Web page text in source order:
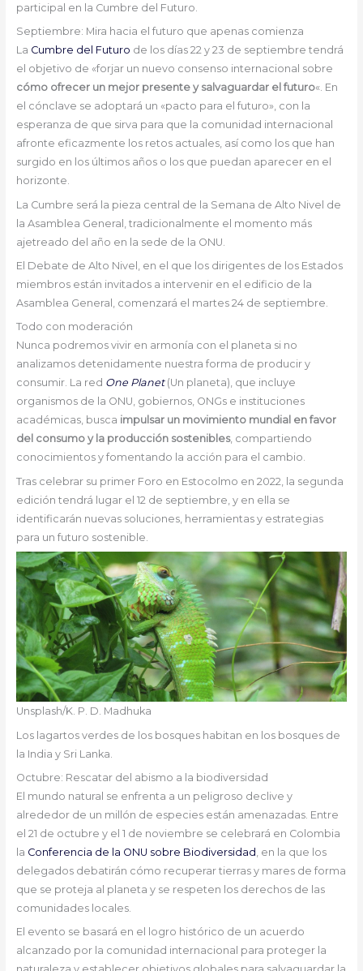
participal en la Cumbre del Futuro.
Septiembre: Mira hacia el futuro que apenas comienza
La Cumbre del Futuro de los días 22 y 23 de septiembre tendrá
el objetivo de «forjar un nuevo consenso internacional sobre
cómo ofrecer un mejor presente y salvaguardar el futuro«. En
el cónclave se adoptará un «pacto para el futuro», con la
esperanza de que sirva para que la comunidad internacional
afronte eficazmente los retos actuales, así como los que han
surgido en los últimos años o los que puedan aparecer en el
horizonte.
La Cumbre será la pieza central de la Semana de Alto Nivel de
la Asamblea General, tradicionalmente el momento más
ajetreado del año en la sede de la ONU.
El Debate de Alto Nivel, en el que los dirigentes de los Estados
miembros están invitados a intervenir en el edificio de la
Asamblea General, comenzará el martes 24 de septiembre.
Todo con moderación
Nunca podremos vivir en armonía con el planeta si no
analizamos detenidamente nuestra forma de producir y
consumir. La red One Planet (Un planeta), que incluye
organismos de la ONU, gobiernos, ONGs e instituciones
académicas, busca impulsar un movimiento mundial en favor
del consumo y la producción sostenibles, compartiendo
conocimientos y fomentando la acción para el cambio.
Tras celebrar su primer Foro en Estocolmo en 2022, la segunda
edición tendrá lugar el 12 de septiembre, y en ella se
identificarán nuevas soluciones, herramientas y estrategias
para un futuro sostenible.
Unsplash/K. P. D. Madhuka
Los lagartos verdes de los bosques habitan en los bosques de
la India y Sri Lanka.
Octubre: Rescatar del abismo a la biodiversidad
El mundo natural se enfrenta a un peligroso declive y
alrededor de un millón de especies están amenazadas. Entre
el 21 de octubre y el 1 de noviembre se celebrará en Colombia
la Conferencia de la ONU sobre Biodiversidad , en la que los
delegados debatirán cómo recuperar tierras y mares de forma
que se proteja al planeta y se respeten los derechos de las
comunidades locales.
El evento se basará en el logro histórico de un acuerdo
alcanzado por la comunidad internacional para proteger la